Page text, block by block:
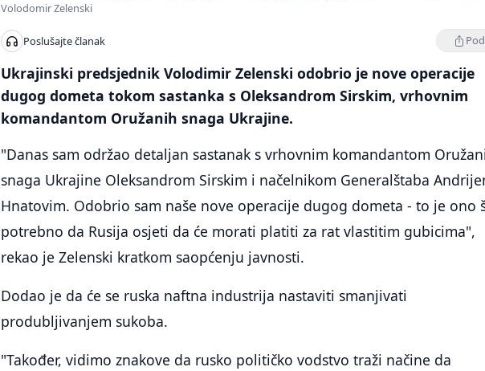
Volodomir Zelenski
Poslušajte članak
Ukrajinski predsjednik Volodimir Zelenski odobrio je nove operacije
dugog dometa tokom sastanka s Oleksandrom Sirskim, vrhovnim
komandantom Oružanih snaga Ukrajine.
"Danas sam održao detaljan sastanak s vrhovnim komandantom
snaga Ukrajine Oleksandrom Sirskim i načelnikom Generalštaba
Hnatovim. Odobrio sam naše nove operacije dugog dometa - to je ono
potrebno da Rusija osjeti da će morati platiti za rat vlastitim gubicima",
rekao je Zelenski kratkom saopćenju javnosti.
Dodao je da će se ruska naftna industrija nastaviti smanjivati
produbljivanjem sukoba.
"Također, vidimo znakove da rusko političko vodstvo traži načine da